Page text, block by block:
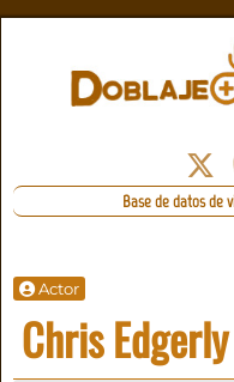
Base de datos de
Actor
Chris Edgerly